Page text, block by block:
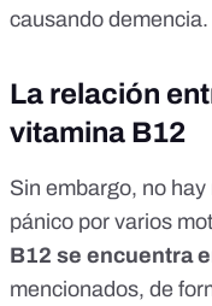
causando demencia.
La relación
vitamina B12
Sin embargo, no hay
pánico por varios
B12 se encuentra
mencionados, de